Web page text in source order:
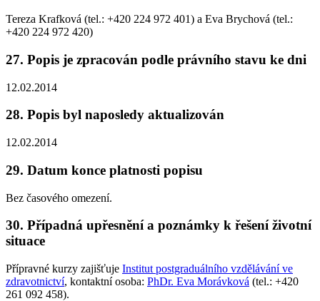
Tereza Krafková (tel.: +420 224 972 401) a Eva Brychová (tel.:
+420 224 972 420)
27. Popis je zpracován podle právního stavu ke dni
12.02.2014
28. Popis byl naposledy aktualizován
12.02.2014
29. Datum konce platnosti popisu
Bez časového omezení.
30. Případná upřesnění a poznámky k řešení životní
situace
Přípravné kurzy zajišťuje Institut postgraduálního vzdělávání ve
zdravotnictví, kontaktní osoba: PhDr. Eva Morávková (tel.: +420
261 092 458).